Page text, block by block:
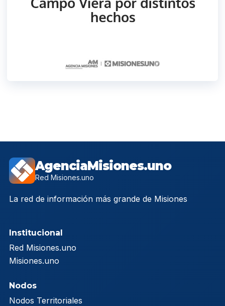
AgenciaMisiones.uno
Red Misiones.uno
La red de información más grande de Misiones
Institucional
Red Misiones.uno
Misiones.uno
Nodos
Nodos Territoriales